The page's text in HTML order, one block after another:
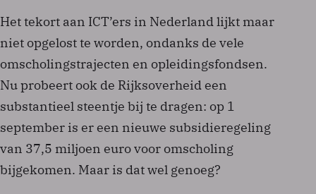
Het tekort aan ICT’ers in Nederland lijkt maar
niet opgelost te worden, ondanks de vele
omscholingstrajecten en opleidingsfondsen.
Nu probeert ook de Rijksoverheid een
substantieel steentje bij te dragen: op 1
september is er een nieuwe subsidieregeling
van 37,5 miljoen euro voor omscholing
bijgekomen. Maar is dat wel genoeg?